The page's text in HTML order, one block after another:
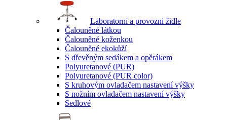
Laboratorní a provozní židle
Čalouněné látkou
Čalouněné koženkou
Čalouněné ekokůží
S dřevěným sedákem a opěrákem
Polyuretanové (PUR)
Polyuretanové (PUR color)
S kruhovým ovladačem nastavení výšky
S nožním ovladačem nastavení výšky
Sedlové